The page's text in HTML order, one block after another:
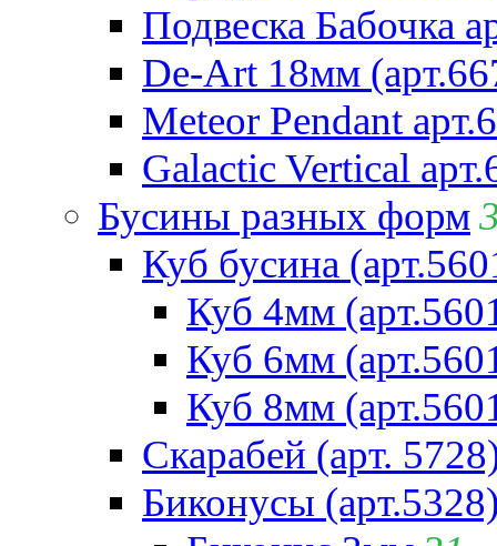
Подвеска Бабочка
De-Art 18мм
Meteor Pendant
Galactic Vertical
Бусины разных форм
Куб бусина
Куб 4мм
Куб 6мм
Куб 8мм
Скарабей (арт.
Биконусы